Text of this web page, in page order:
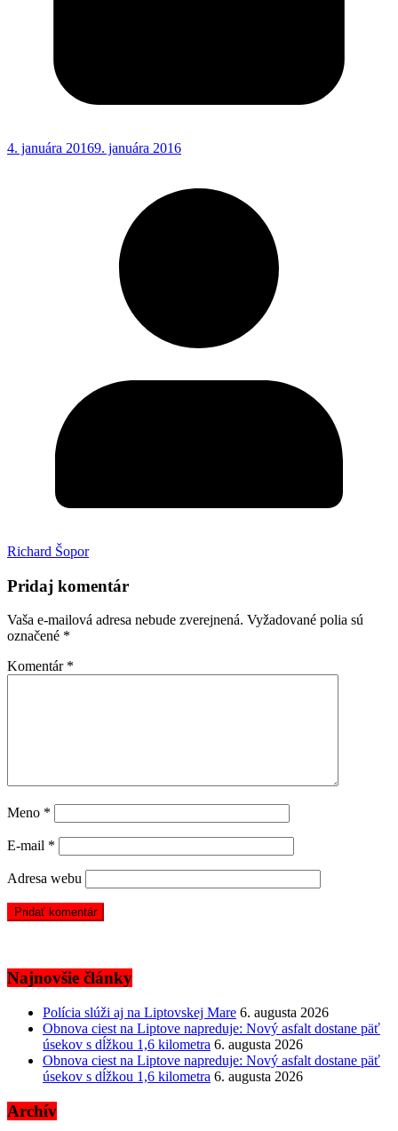
4. januára 20169. januára 2016
Richard Šopor
Pridaj komentár
Vaša e-mailová adresa nebude zverejnená. Vyžadované polia sú
označené *
Komentár *
Meno *
E-mail *
Adresa webu
Najnovšie články
Polícia slúži aj na Liptovskej Mare 6. augusta 2026
Obnova ciest na Liptove napreduje: Nový asfalt dostane päť
úsekov s dĺžkou 1,6 kilometra 6. augusta 2026
Obnova ciest na Liptove napreduje: Nový asfalt dostane päť
úsekov s dĺžkou 1,6 kilometra 6. augusta 2026
Archív